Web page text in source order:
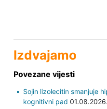
Izdvajamo
Povezane vijesti
Sojin lizolecitin smanjuje
kognitivni pad 01.08.2026.